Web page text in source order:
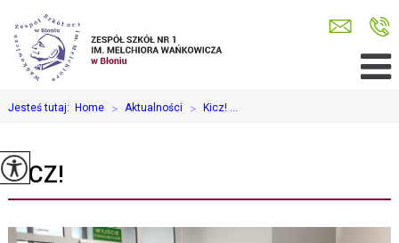
Jesteś tutaj: Home > Aktualności > Kicz! ...
KICZ!